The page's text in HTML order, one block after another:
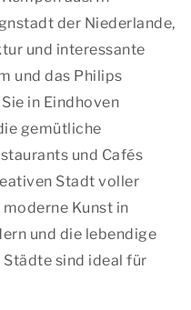
der Niederlande,
und interessante
und das Philips
in Eindhoven
gemütliche
und Cafés
Stadt voller
moderne Kunst in
und die lebendige
Städte sind ideal für